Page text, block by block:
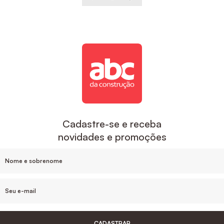
Cadastre-se e receba
novidades e promoções